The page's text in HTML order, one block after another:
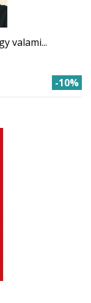
valami...
-10%